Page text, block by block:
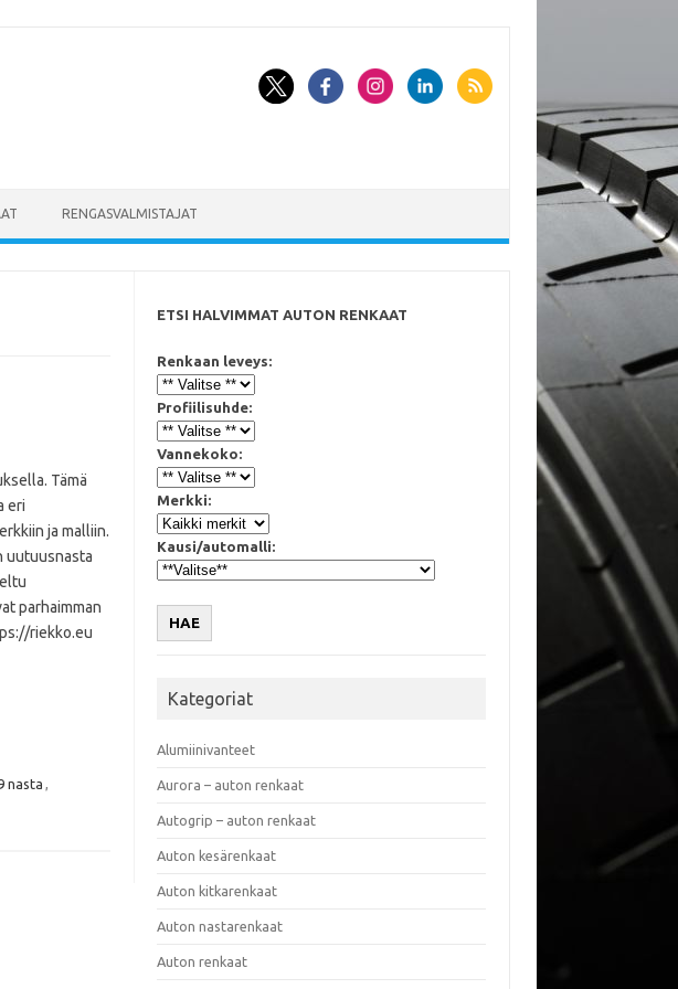
RENGASVALMISTAJAT
Tämä
eri
ja malliin.
uutuusnasta
parhaimman
riekko.eu
nasta ,
ETSI HALVIMMAT AUTON RENKAAT
Renkaan leveys:
Profiilisuhde:
Vannekoko:
Merkki:
Kausi/automalli:
HAE
Kategoriat
Alumiinivanteet
Aurora – auton renkaat
Autogrip – auton renkaat
Auton kesärenkaat
Auton kitkarenkaat
Auton nastarenkaat
Auton renkaat